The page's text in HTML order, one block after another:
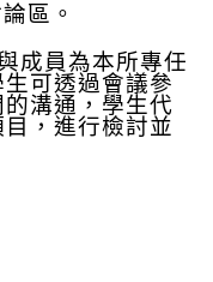
區 。
成員為本所專任
可透過會議參
溝通，學生代
，進行檢討並